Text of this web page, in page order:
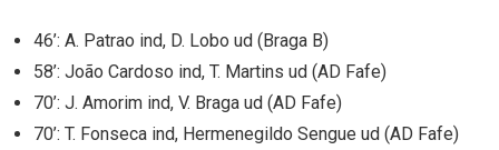
46’: A. Patrao ind, D. Lobo ud (Braga B)
58’: João Cardoso ind, T. Martins ud (AD Fafe)
70’: J. Amorim ind, V. Braga ud (AD Fafe)
70’: T. Fonseca ind, Hermenegildo Sengue ud (AD Fafe)